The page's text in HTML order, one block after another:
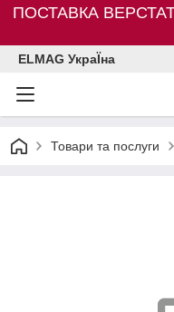
ПОСТАВКА
ELMAG УкраЇна
Товари та послуги